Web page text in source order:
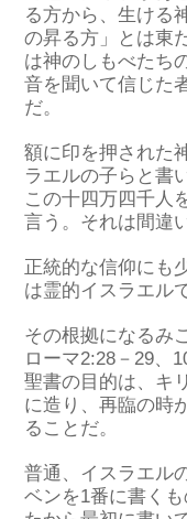
る方から、生ける
の昇る方」とは東
は神のしもべたち
音を聞いて信じた
だ。
額に印を押された
ラエルの子ら と書
この十四万四千人
言う 。 それは間違
正統的な信仰にも
は霊的イスラエル
その根拠になるみ
ローマ2:28－29、
聖書の目的は、キ
に造り、再臨の時
ること だ。
普通、イスラエル
ベンを1番に書く